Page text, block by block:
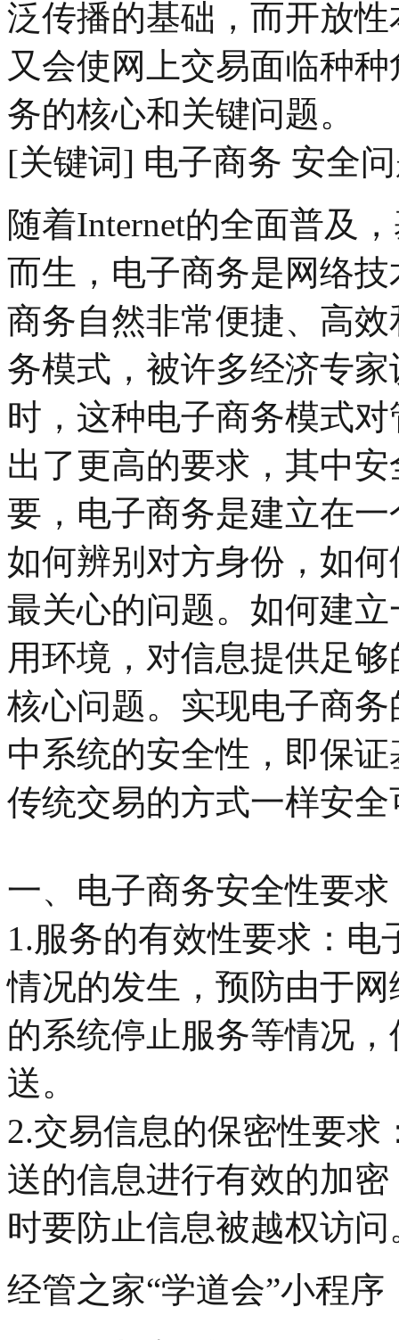
泛传播的基础，而开放性
又会使网上交易面临种
务的核心和关键问题。
[关键词] 电子商务 安全
随着Internet的全面普及
而生，电子商务是网络
商务自然非常便捷、高
务模式，被许多经济专
时，这种电子商务模式
出了更高的要求，其中
要，电子商务是建立在
如何辨别对方身份，如
最关心的问题。如何建
用环境，对信息提供足
核心问题。实现电子商
中系统的安全性，即保
传统交易的方式一样安全
一、电子商务安全性要求
1.服务的有效性要求：
情况的发生，预防由于
的系统停止服务等情况
送。
2.交易信息的保密性要
送的信息进行有效的加
时要防止信息被越权访问
经管之家“学道会”小程序